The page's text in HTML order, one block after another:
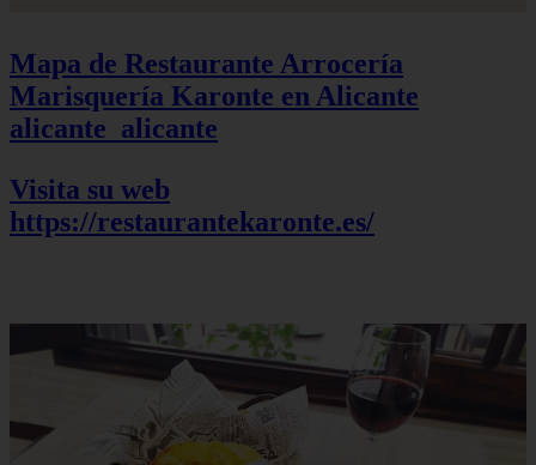
Mapa de Restaurante Arrocería
Marisquería Karonte en Alicante
alicante_alicante
Visita su web
https://restaurantekaronte.es/